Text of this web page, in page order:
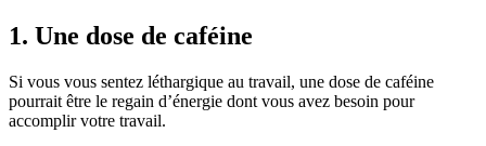
1. Une dose de caféine
Si vous vous sentez léthargique au travail, une dose de caféine
pourrait être le regain d’énergie dont vous avez besoin pour
accomplir votre travail.